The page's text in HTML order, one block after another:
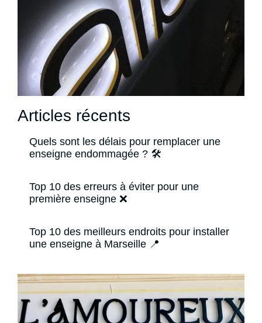
Articles récents
Quels sont les délais pour remplacer une
enseigne endommagée ? 🛠️
Top 10 des erreurs à éviter pour une
première enseigne ❌
Top 10 des meilleurs endroits pour installer
une enseigne à Marseille 📍